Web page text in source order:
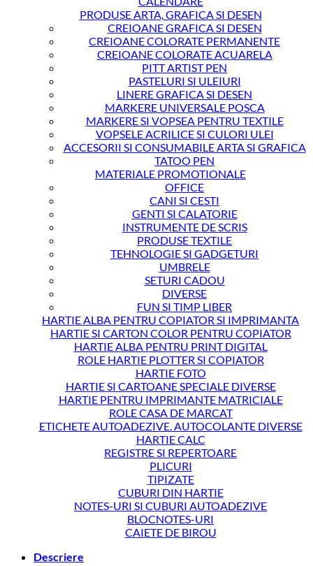
PRODUSE ARTA, GRAFICA SI DESEN
CREIOANE GRAFICA SI DESEN
CREIOANE COLORATE PERMANENTE
CREIOANE COLORATE ACUARELA
PITT ARTIST PEN
PASTELURI SI ULEIURI
LINERE GRAFICA SI DESEN
MARKERE UNIVERSALE POSCA
MARKERE SI VOPSEA PENTRU TEXTILE
VOPSELE ACRILICE SI CULORI ULEI
ACCESORII SI CONSUMABILE ARTA SI GRAFICA
TATOO PEN
MATERIALE PROMOTIONALE
OFFICE
CANI SI CESTI
GENTI SI CALATORIE
INSTRUMENTE DE SCRIS
PRODUSE TEXTILE
TEHNOLOGIE SI GADGETURI
UMBRELE
SETURI CADOU
DIVERSE
FUN SI TIMP LIBER
HARTIE ALBA PENTRU COPIATOR SI IMPRIMANTA
HARTIE SI CARTON COLOR PENTRU COPIATOR
HARTIE ALBA PENTRU PRINT DIGITAL
ROLE HARTIE PLOTTER SI COPIATOR
HARTIE FOTO
HARTIE SI CARTOANE SPECIALE DIVERSE
HARTIE PENTRU IMPRIMANTE MATRICIALE
ROLE CASA DE MARCAT
ETICHETE AUTOADEZIVE. AUTOCOLANTE DIVERSE
HARTIE CALC
REGISTRE SI REPERTOARE
PLICURI
TIPIZATE
CUBURI DIN HARTIE
NOTES-URI SI CUBURI AUTOADEZIVE
BLOCNOTES-URI
CAIETE DE BIROU
Descriere